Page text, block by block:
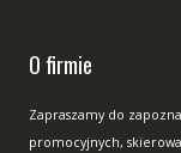
O firmie
Zapraszamy do
promocyjnych,